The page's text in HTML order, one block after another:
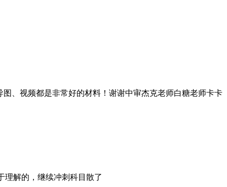
、视频都是非常好的材料！谢谢中审杰克老师白糖老师卡卡
理解的，继续冲刺科目散了